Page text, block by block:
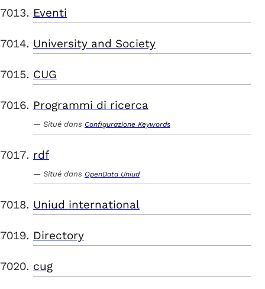
Eventi
University and Society
CUG
Programmi di ricerca
Situé dans Configurazione Keywords
rdf
Situé dans OpenData Uniud
Uniud international
Directory
cug